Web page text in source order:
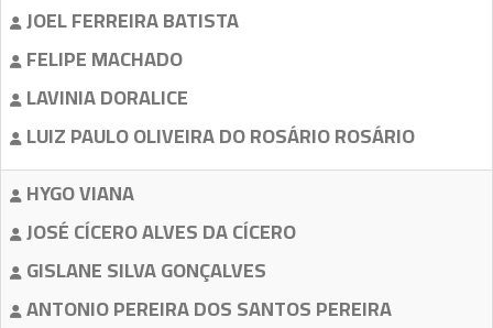
JOEL FERREIRA BATISTA
FELIPE MACHADO
LAVINIA DORALICE
LUIZ PAULO OLIVEIRA DO ROSÁRIO ROSÁRIO
HYGO VIANA
JOSÉ CÍCERO ALVES DA CÍCERO
GISLANE SILVA GONÇALVES
ANTONIO PEREIRA DOS SANTOS PEREIRA